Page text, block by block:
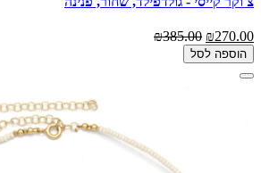
₪270.00
₪385.00
הוספה לסל